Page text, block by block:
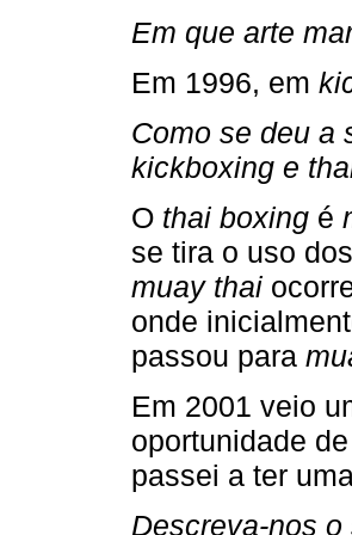
Em que arte
Em 1996, em
Como se deu a
kickboxing e
O thai boxing é
se tira o uso
muay thai
onde
passou para
Em 2001 veio
oportunidade
passei a ter
Descreva-nos